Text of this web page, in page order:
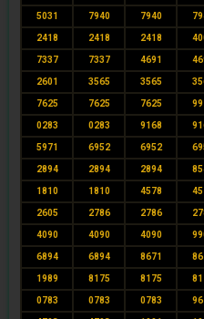
5031 7940 7940
2418 2418 2418
7337 7337 4691
2601 3565 3565
7625 7625 7625
0283 0283 9168
5971 6952 6952
2894 2894 2894
1810 1810 4578
2605 2786 2786
4090 4090 4090
6894 6894 8671
1989 8175 8175
0783 0783 0783